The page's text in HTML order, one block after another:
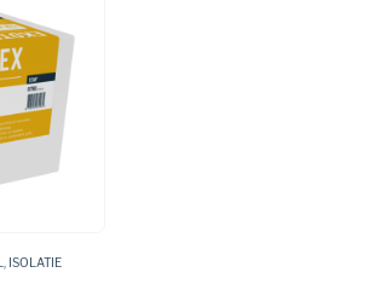
ISOLATIE